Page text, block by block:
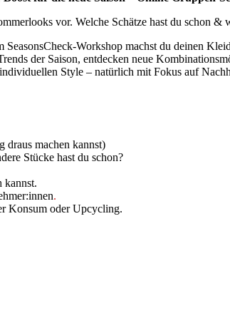
vor. Welche Schätze hast du schon &
SeasonsCheck-Workshop machst du deinen
der Saison, entdecken neue
Style – natürlich mit Fokus auf
draus machen kannst)
Stücke hast du schon?
kannst.
.
rKonsum oderUpcycling.